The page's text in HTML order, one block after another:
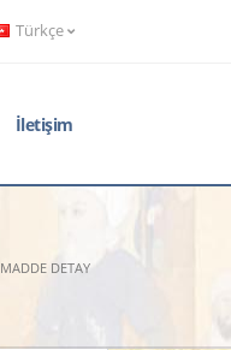
Türkçe
İletişim
MADDE DETAY